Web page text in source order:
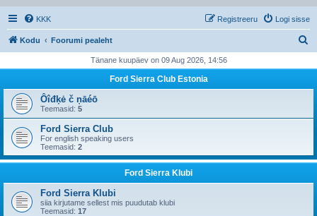
KKK Logi sisse
Registreeru
Kodu Foorumi pealeht
i
Tänane kuupäev on 09 Aug 2026, 14:56
Ford Sierra Club Estonia
Ôîđķė č ņāéō
Teemasid: 5
Ford Sierra Club
For english speaking users
Teemasid: 2
Ford Sierra Klubi
Ford Sierra Klubi
siia kirjutame sellest mis puudutab klubi
Teemasid: 17